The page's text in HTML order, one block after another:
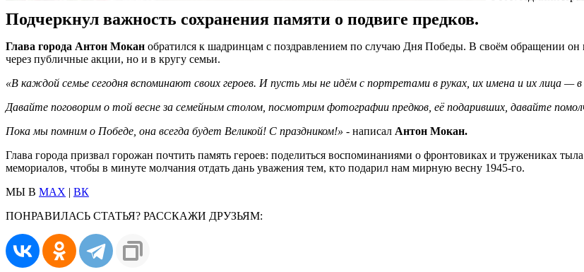
Подчеркнул важность сохранения памяти о подвиге предков.
Глава города Антон Мокан обратился к шадринцам с поздравлением по случаю Дня Победы. В своём обращении
через публичные акции, но и в кругу семьи.
«В каждой семье сегодня вспоминают своих героев. И пусть мы не идём с портретами в руках, их имена и их лица
Давайте поговорим о той весне за семейным столом, посмотрим фотографии предков, её подаривших, давайте
Пока мы помним о Победе, она всегда будет Великой! С праздником!» - написал Антон Мокан.
Глава города призвал горожан почтить память героев: поделиться воспоминаниями о фронтовиках и тружениках
мемориалов, чтобы в минуте молчания отдать дань уважения тем, кто подарил нам мирную весну 1945‑го.
МЫ В MAX | ВК
ПОНРАВИЛАСЬ СТАТЬЯ? РАССКАЖИ ДРУЗЬЯМ: